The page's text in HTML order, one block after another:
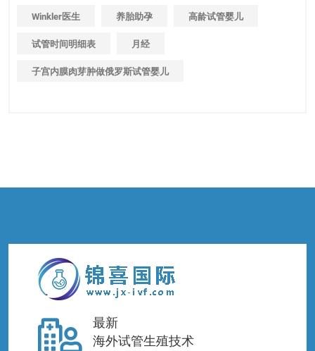
Winkler医生 养胎助孕 高龄试管婴儿
试管时间明细表 月经
子宫内膜肉芽肿做俄罗斯试管婴儿
最新
海外试管生殖技术